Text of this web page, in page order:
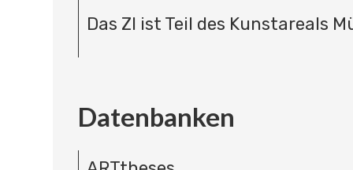
Das ZI ist Teil des Kunstareals
Datenbanken